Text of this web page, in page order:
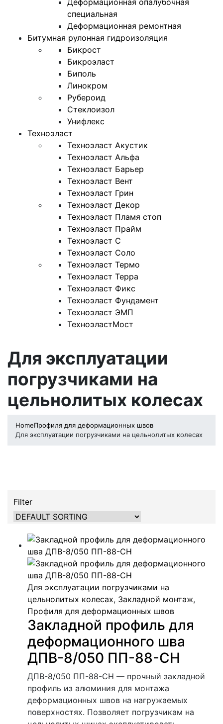
Деформационная опалубочная
специальная
Деформационная ремонтная
Битумная рулонная гидроизоляция
Бикрост
Бикроэласт
Биполь
Линокром
Рубероид
Стеклоизол
Унифлекс
Техноэласт
Техноэласт Акустик
Техноэласт Альфа
Техноэласт Барьер
Техноэласт Вент
Техноэласт Грин
Техноэласт Декор
Техноэласт Пламя стоп
Техноэласт Прайм
Техноэласт С
Техноэласт Соло
Техноэласт Термо
Техноэласт Терра
Техноэласт Фикс
Техноэласт Фундамент
Техноэласт ЭМП
ТехноэластМост
Для эксплуатации
погрузчиками на
цельнолитых колесах
HomeПрофиля для деформационных швов
Для эксплуатации погрузчиками на цельнолитых колесах
Filter
Для эксплуатации погрузчиками на
цельнолитых колесах, Закладной монтаж,
Профиля для деформационных швов
Закладной профиль для
деформационного шва
ДПВ-8/050 ПП-88-СН
ДПВ-8/050 ПП-88-СН — прочный закладной
профиль из алюминия для монтажа
деформационных швов на нагружаемых
поверхностях. Позволяет погрузчикам на